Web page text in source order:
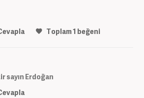
Toplam1 beğeni
sayın Erdoğan